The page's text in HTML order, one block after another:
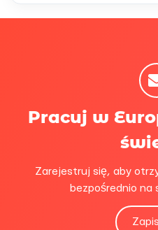
Pracuj w
Zarejestruj się, aby
bezpośrednio na